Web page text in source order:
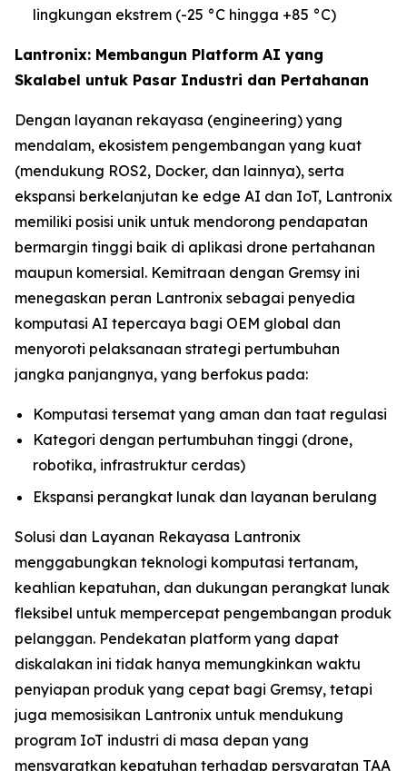
lingkungan ekstrem (-25 °C hingga +85 °C)
Lantronix: Membangun Platform AI yang
Skalabel untuk Pasar Industri dan Pertahanan
Dengan layanan rekayasa (engineering) yang
mendalam, ekosistem pengembangan yang kuat
(mendukung ROS2, Docker, dan lainnya), serta
ekspansi berkelanjutan ke edge AI dan IoT, Lantronix
memiliki posisi unik untuk mendorong pendapatan
bermargin tinggi baik di aplikasi drone pertahanan
maupun komersial. Kemitraan dengan Gremsy ini
menegaskan peran Lantronix sebagai penyedia
komputasi AI tepercaya bagi OEM global dan
menyoroti pelaksanaan strategi pertumbuhan
jangka panjangnya, yang berfokus pada:
Komputasi tersemat yang aman dan taat regulasi
Kategori dengan pertumbuhan tinggi (drone,
robotika, infrastruktur cerdas)
Ekspansi perangkat lunak dan layanan berulang
Solusi dan Layanan Rekayasa Lantronix
menggabungkan teknologi komputasi tertanam,
keahlian kepatuhan, dan dukungan perangkat lunak
fleksibel untuk mempercepat pengembangan produk
pelanggan. Pendekatan platform yang dapat
diskalakan ini tidak hanya memungkinkan waktu
penyiapan produk yang cepat bagi Gremsy, tetapi
juga memosisikan Lantronix untuk mendukung
program IoT industri di masa depan yang
mensyaratkan kepatuhan terhadap persyaratan TAA